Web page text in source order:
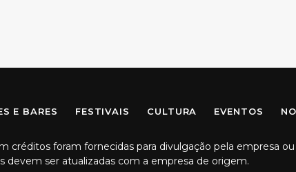
E BARES FESTIVAIS CULTURA EVENTOS
créditos foram fornecidas para divulgação pela empresa
devem ser atualizadas com a empresa de origem.